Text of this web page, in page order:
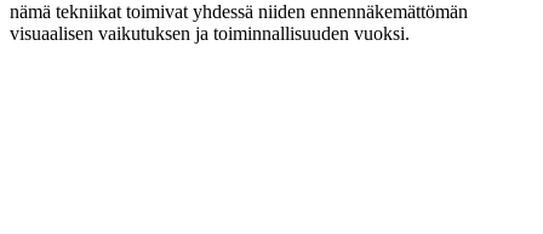
nämä tekniikat toimivat yhdessä niiden ennennäkemättömän
visuaalisen vaikutuksen ja toiminnallisuuden vuoksi.